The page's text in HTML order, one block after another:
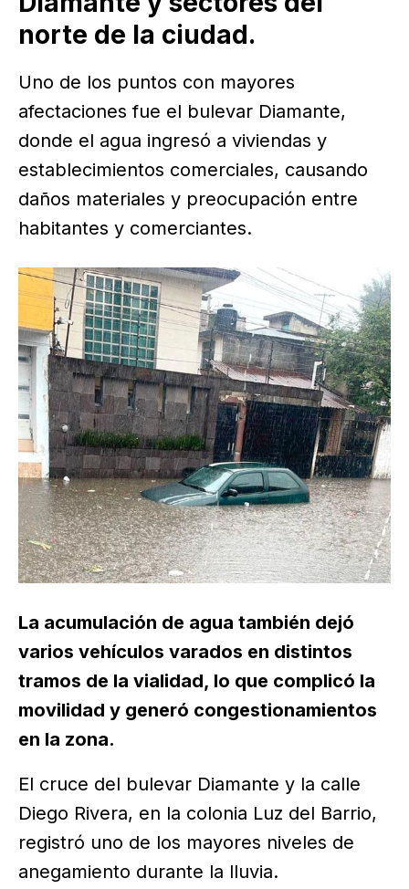
norte de la ciudad.
Uno de los puntos con mayores
afectaciones fue el bulevar Diamante,
donde el agua ingresó a viviendas y
establecimientos comerciales, causando
daños materiales y preocupación entre
habitantes y comerciantes.
La acumulación de agua también dejó
varios vehículos varados en distintos
tramos de la vialidad, lo que complicó la
movilidad y generó congestionamientos
en la zona.
El cruce del bulevar Diamante y la calle
Diego Rivera, en la colonia Luz del Barrio,
registró uno de los mayores niveles de
anegamiento durante la lluvia.